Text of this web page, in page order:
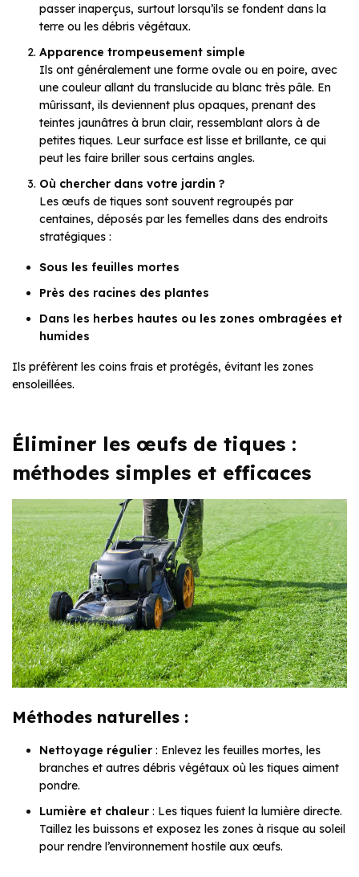
passer inaperçus, surtout lorsqu’ils se fondent dans la
terre ou les débris végétaux.
Apparence trompeusement simple
Ils ont généralement une forme ovale ou en poire, avec
une couleur allant du translucide au blanc très pâle. En
mûrissant, ils deviennent plus opaques, prenant des
teintes jaunâtres à brun clair, ressemblant alors à de
petites tiques. Leur surface est lisse et brillante, ce qui
peut les faire briller sous certains angles.
Où chercher dans votre jardin ?
Les œufs de tiques sont souvent regroupés par
centaines, déposés par les femelles dans des endroits
stratégiques :
Sous les feuilles mortes
Près des racines des plantes
Dans les herbes hautes ou les zones ombragées et
humides
Ils préfèrent les coins frais et protégés, évitant les zones
ensoleillées.
Éliminer les œufs de tiques :
méthodes simples et efficaces
Méthodes naturelles :
Nettoyage régulier : Enlevez les feuilles mortes, les
branches et autres débris végétaux où les tiques aiment
pondre.
Lumière et chaleur : Les tiques fuient la lumière directe.
Taillez les buissons et exposez les zones à risque au soleil
pour rendre l’environnement hostile aux œufs.